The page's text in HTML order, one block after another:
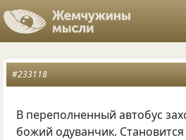
#233118
В переполненный автобус
божий одуванчик.